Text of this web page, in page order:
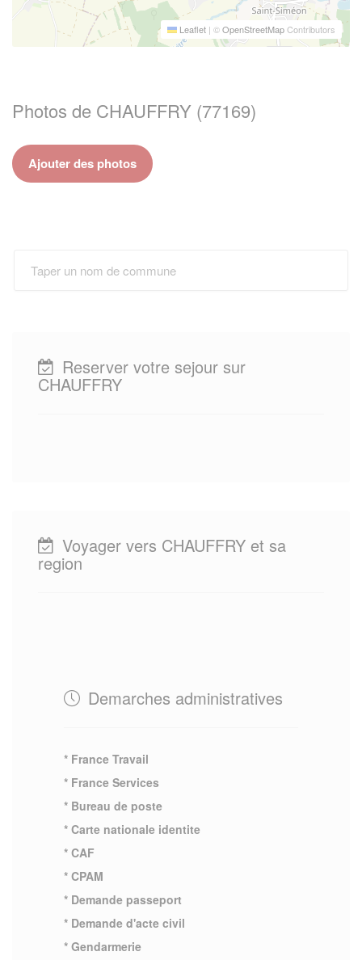
Leaflet | ©OpenStreetMapContributors
Photos de CHAUFFRY (77169)
Ajouter des photos
Reserver votre sejour sur
CHAUFFRY
Voyager vers CHAUFFRY et sa
region
Demarches administratives
* France Travail
* France Services
* Bureau de poste
* Carte nationale identite
* CAF
* CPAM
* Demande passeport
* Demande d'acte civil
* Gendarmerie